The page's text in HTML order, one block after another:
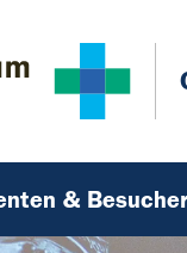
& Besucher